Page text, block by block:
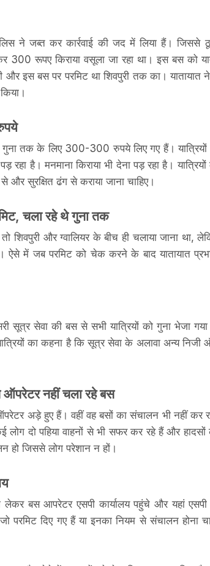
ने जब्त कर कार्रवाई की जद में लिया हैं। जिससे
300 रूपए किराया वसूला जा रहा था। इस बस को
और इस बस पर परमिट था शिवपुरी तक का।
गुना तक के लिए 300-300 रुपये लिए गए हैं।
रहा है। मनमाना किराया भी देना पड़ रहा है।
सुरक्षित ढंग से कराया जाना चाहिए।
चला रहे थे गुना तक
शिवपुरी और ग्वालियर के बीच ही चलाया जाना था,
ऐसे में जब परमिट को चेक करने के बाद यातायात
सूत्र सेवा की बस से सभी यात्रियों को गुना भेजा
का कहना है कि सूत्र सेवा के अलावा अन्य
ऑपरेटर नहीं चला रहे बस
अड़े हुए हैं। वहीं वह बसों का संचालन भी नहीं कर
दो पहिया वाहनों से भी सफर कर रहे हैं और हादसों
हो जिससे लोग परेशान न हों।
लेकर बस आपरेटर एसपी कार्यालय पहुंचे और यहां
परमिट दिए गए हैं या इनका नियम से संचालन होना